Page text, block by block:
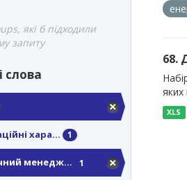
які б підходили
запиту
слова
хара... 1
менедж... 1
68.
XLS